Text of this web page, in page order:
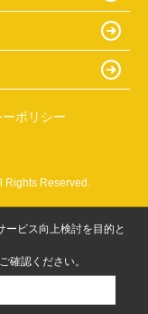
ポリシー
Rights Reserved.
ービス向上検討を目的と
確認ください。